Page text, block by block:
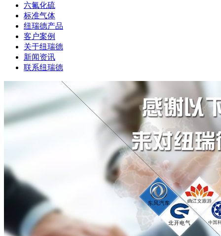
六氟化硫
标准气体
纽瑞德产品
客户案例
关于纽瑞德
新闻资讯
联系纽瑞德